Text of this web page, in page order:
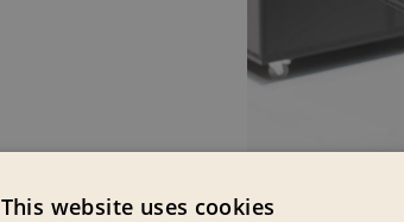
This website uses cookies